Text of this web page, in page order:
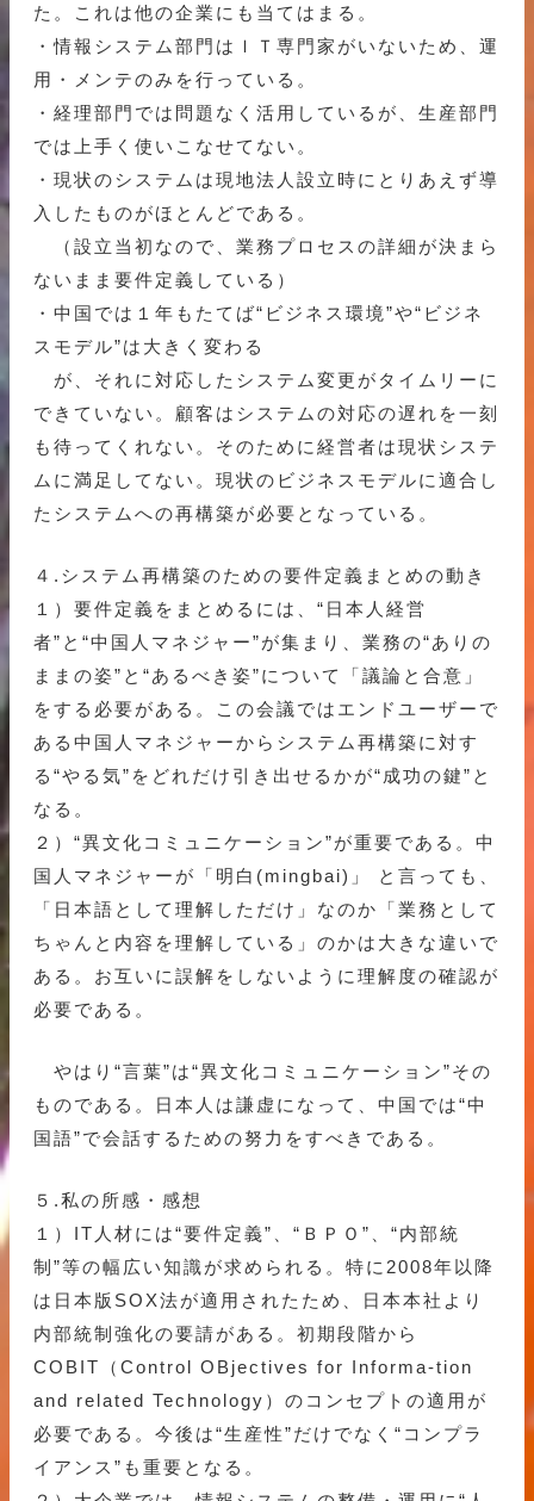
た。これは他の企業にも当てはまる。
・情報システム部門はＩＴ専門家がいないため、運
用・メンテのみを行っている。
・経理部門では問題なく活用しているが、生産部門
では上手く使いこなせてない。
・現状のシステムは現地法人設立時にとりあえず導
入したものがほとんどである。
（設立当初なので、業務プロセスの詳細が決まら
ないまま要件定義している）
・中国では１年もたてば“ビジネス環境”や“ビジネ
スモデル”は大きく変わる
が、それに対応したシステム変更がタイムリーに
できていない。顧客はシステムの対応の遅れを一刻
も待ってくれない。そのために経営者は現状システ
ムに満足してない。現状のビジネスモデルに適合し
たシステムへの再構築が必要となっている。
４.システム再構築のための要件定義まとめの動き
１）要件定義をまとめるには、“日本人経営
者”と“中国人マネジャー”が集まり、業務の“ありの
ままの姿”と“あるべき姿”について「議論と合意」
をする必要がある。この会議ではエンドユーザーで
ある中国人マネジャーからシステム再構築に対す
る“やる気”をどれだけ引き出せるかが“成功の鍵”と
なる。
２）“異文化コミュニケーション”が重要である。中
国人マネジャーが「明白(mingbai)」 と言っても、
「日本語として理解しただけ」なのか「業務として
ちゃんと内容を理解している」のかは大きな違いで
ある。お互いに誤解をしないように理解度の確認が
必要である。
やはり“言葉”は“異文化コミュニケーション”その
ものである。日本人は謙虚になって、中国では“中
国語”で会話するための努力をすべきである。
５.私の所感・感想
１）IT人材には“要件定義”、“ＢＰＯ”、“内部統
制”等の幅広い知識が求められる。特に2008年以降
は日本版SOX法が適用されたため、日本本社より
内部統制強化の要請がある。初期段階から
COBIT（Control OBjectives for Informa-tion
and related Technology）のコンセプトの適用が
必要である。今後は“生産性”だけでなく“コンプラ
イアンス”も重要となる。